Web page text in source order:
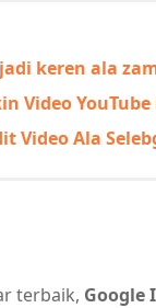
keren ala
Video
Video Ala
terbaik, Google